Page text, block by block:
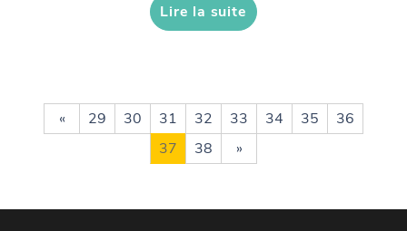
Lire la suite
« 29 30 31 32 33 34 35
36
37
38 »